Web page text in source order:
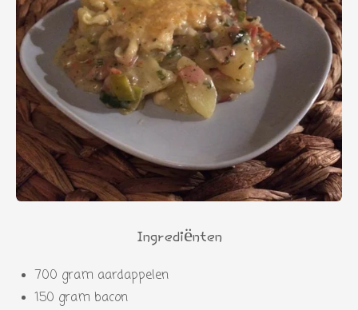
Ingrediënten
700 gram aardappelen
150 gram bacon